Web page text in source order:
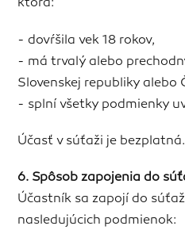
ktorá:
- dovŕšila vek 18 rokov,
- má trvalý alebo
Slovenskej republiky alebo
- splní všetky podmienky
Účasť v súťaži je bezplatná.
6. Spôsob zapojenia do
Účastník sa zapojí do
nasledujúcich podmienok: